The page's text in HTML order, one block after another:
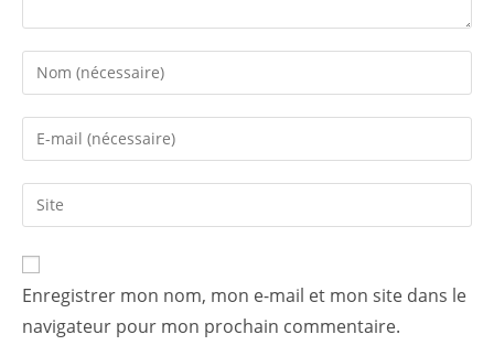
Enregistrer mon nom, mon e-mail et mon site dans le
navigateur pour mon prochain commentaire.